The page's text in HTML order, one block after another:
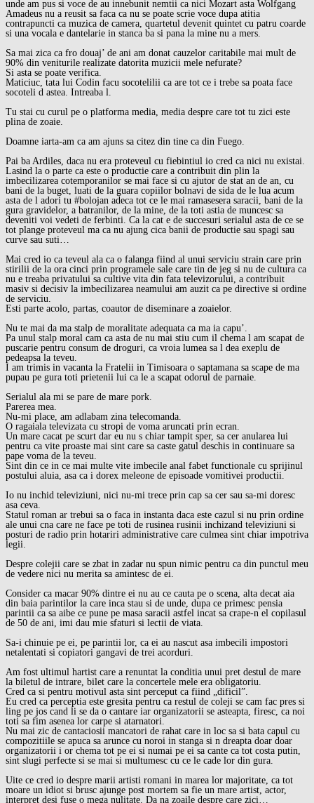
unde am pus si voce de au innebunit nemtii ca nici Mozart asta Wolfgang
Amadeus nu a reusit sa faca ca nu se poate scrie voce dupa atitia
contrapuncti ca muzica de camera, quartetul devenit quintet cu patru coarde
si una vocala e dantelarie in stanca ba si pana la mine nu a mers.
Sa mai zica ca fro douaj’ de ani am donat cauzelor caritabile mai mult de
90% din veniturile realizate datorita muzicii mele nefurate?
Si asta se poate verifica.
Maticiuc, tata lui Codin facu socotelilii ca are tot ce i trebe sa poata face
socoteli d astea. Intreaba l.
Tu stai cu curul pe o platforma media, media despre care tot tu zici este
plina de zoaie.
Doamne iarta-am ca am ajuns sa citez din tine ca din Fuego.
Pai ba Ardiles, daca nu era proteveul cu fiebintiul io cred ca nici nu existai.
Lasind la o parte ca este o productie care a contribuit din plin la
imbecilizarea cotemporanilor se mai face si cu ajutor de stat an de an, cu
bani de la buget, luati de la guara copiilor bolnavi de sida de le lua acum
asta de l adori tu #bolojan adeca tot ce le mai ramasesera saracii, bani de la
gura gravidelor, a batranilor, de la mine, de la toti astia de muncesc sa
deveniti voi vedeti de ferbinti. Ca la cat e de succesuri serialul asta de ce se
tot plange proteveul ma ca nu ajung cica banii de productie sau spagi sau
curve sau suti…
Mai cred io ca teveul ala ca o falanga fiind al unui serviciu strain care prin
stirilii de la ora cinci prin programele sale care tin de jeg si nu de cultura ca
nu e treaba privatului sa cultive vita din fata televizorului, a contribuit
masiv si decisiv la imbecilizarea neamului am auzit ca pe directive si ordine
de serviciu.
Esti parte acolo, partas, coautor de diseminare a zoaielor.
Nu te mai da ma stalp de moralitate adequata ca ma ia capu’.
Pa unul stalp moral cam ca asta de nu mai stiu cum il chema l am scapat de
puscarie pentru consum de droguri, ca vroia lumea sa l dea exeplu de
pedeapsa la teveu.
I am trimis in vacanta la Fratelii in Timisoara o saptamana sa scape de ma
pupau pe gura toti prietenii lui ca le a scapat odorul de parnaie.
Serialul ala mi se pare de mare pork.
Parerea mea.
Nu-mi place, am adlabam zina telecomanda.
O ragaiala televizata cu stropi de voma aruncati prin ecran.
Un mare cacat pe scurt dar eu nu s chiar tampit sper, sa cer anularea lui
pentru ca vite proaste mai sint care sa caste gatul deschis in continuare sa
pape voma de la teveu.
Sint din ce in ce mai multe vite imbecile anal fabet functionale cu sprijinul
postului aluia, asa ca i dorex meleone de episoade vomitivei productii.
Io nu inchid televiziuni, nici nu-mi trece prin cap sa cer sau sa-mi doresc
asa ceva.
Statul roman ar trebui sa o faca in instanta daca este cazul si nu prin ordine
ale unui cna care ne face pe toti de rusinea rusinii inchizand televiziuni si
posturi de radio prin hotariri administrative care culmea sint chiar impotriva
legii.
Despre colejii care se zbat in zadar nu spun nimic pentru ca din punctul meu
de vedere nici nu merita sa amintesc de ei.
Consider ca macar 90% dintre ei nu au ce cauta pe o scena, alta decat aia
din baia parintilor la care inca stau si de unde, dupa ce primesc pensia
parintii ca sa aibe ce pune pe masa saracii astfel incat sa crape-n el copilasul
de 50 de ani, imi dau mie sfaturi si lectii de viata.
Sa-i chinuie pe ei, pe parintii lor, ca ei au nascut asa imbecili impostori
netalentati si copiatori gangavi de trei acorduri.
Am fost ultimul hartist care a renuntat la conditia unui pret destul de mare
la biletul de intrare, bilet care la concertele mele era obligatoriu.
Cred ca si pentru motivul asta sint perceput ca fiind „dificil”.
Eu cred ca perceptia este gresita pentru ca restul de coleji se cam fac pres si
ling pe jos cand li se da o cantare iar organizatorii se asteapta, firesc, ca noi
toti sa fim asenea lor carpe si atarnatori.
Nu mai zic de cantaciosii mancatori de rahat care in loc sa si bata capul cu
compozitiile se apuca sa arunce cu noroi in stanga si n dreapta doar doar
organizatorii i or chema tot pe ei si numai pe ei sa cante ca tot costa putin,
sint slugi perfecte si se mai si multumesc cu ce le cade lor din gura.
Uite ce cred io despre marii artisti romani in marea lor majoritate, ca tot
moare un idiot si brusc ajunge post mortem sa fie un mare artist, actor,
interpret desi fuse o mega nulitate. Da na zoaile despre care zici…